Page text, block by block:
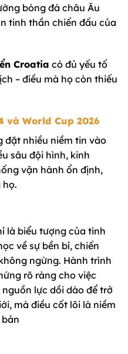
bóng đá châu Âu
tinh thần chiến đấu của
Croatia có đủ yếu tố
– điều mà họ còn thiếu
và World Cup 2026
đặt nhiều niềm tin vào
sâu đội hình, kinh
vận hành ổn định,
họ.
là biểu tượng của tinh
về sự bền bỉ, chiến
ngừng. Hành trình
rõ ràng cho việc
lực dồi dào để trở
mà điều cốt lõi là niềm